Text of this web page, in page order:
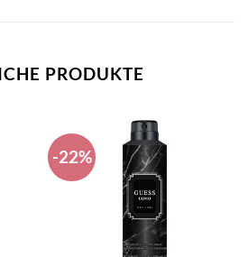
PRODUKTE
-22%